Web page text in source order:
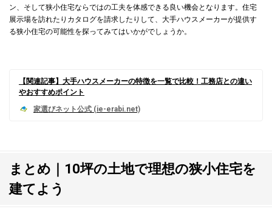
ン、そして狭小住宅ならではの工夫を体感できる良い機会となります。住宅
展示場を訪れたりカタログを請求したりして、大手ハウスメーカーが提供す
る狭小住宅の可能性を探ってみてはいかがでしょうか。
【関連記事】大手ハウスメーカーの特徴を一覧で比較！工務店との違い
やおすすめポイント
まとめ｜10坪の土地で理想の狭小住宅を
建てよう